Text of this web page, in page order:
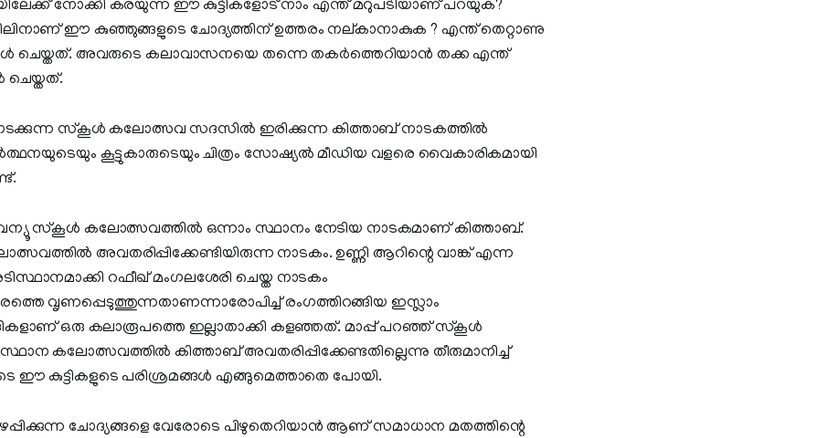
നോക്കി കരയുന്ന ഈ കുട്ടികളോട് നാം എന്ത് മറുപടിയാണ് പറയുക?
ഈ കുഞ്ഞുങ്ങളുടെ ചോദ്യത്തിന് ഉത്തരം നല്കാനാകുക ? എന്ത് തെറ്റാണു
ചെയ്തത്. അവരുടെ കലാവാസനയെ തന്നെ തകര്‍ത്തെറിയാന്‍ തക്ക എന്ത്
സ്‌കൂള്‍ കലോത്സവ സദസില്‍ ഇരിക്കുന്ന കിത്താബ് നാടകത്തില്‍
കൂട്ടുകാരുടെയും ചിത്രം സോഷ്യല്‍ മീഡിയ വളരെ വൈകാരികമായി
സ്‌കൂള്‍ കലോത്സവത്തില്‍ ഒന്നാം സ്ഥാനം നേടിയ നാടകമാണ് കിത്താബ്.
അവതരിപ്പിക്കേണ്ടിയിരുന്ന നാടകം. ഉണ്ണി ആറിന്റെ വാങ്ക് എന്ന
റഫീഖ് മംഗലശേരി ചെയ്ത നാടകം
വൃണപ്പെടുത്തുന്നതാണന്നാരോപിച്ച് രംഗത്തിറങ്ങിയ ഇസ്ലാം
ഒരു കലാരൂപത്തെ ഇല്ലാതാക്കി കളഞ്ഞത്. മാപ്പ് പറഞ്ഞ് സ്‌കൂള്‍
കലോത്സവത്തില്‍ കിത്താബ് അവതരിപ്പിക്കേണ്ടതില്ലെന്നു തീരുമാനിച്ച്
ഈ കുട്ടികളുടെ പരിശ്രമങ്ങള്‍ എങ്ങുമെത്താതെ പോയി.
ചോദ്യങ്ങളെ വേരോടെ പിഴുതെറിയാൻ ആണ് സമാധാന മതത്തിന്റെ